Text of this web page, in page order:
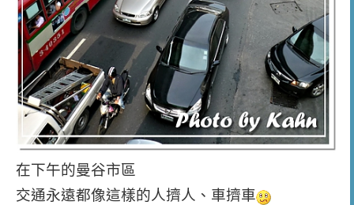
在下午的曼谷市區
交通永遠都像這樣的人擠人、車擠車